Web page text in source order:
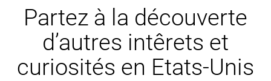
Partez à la découverte
d’autres intêrets et
curiosités en Etats-Unis